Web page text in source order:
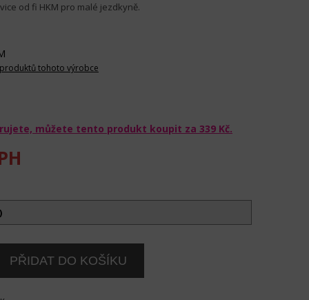
od fi HKM pro malé jezdkyně.
tohoto výrobce
můžete tento produkt koupit za 339 Kč.